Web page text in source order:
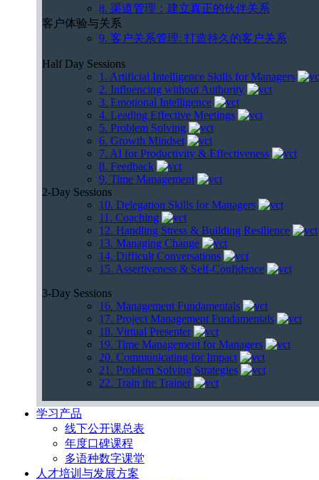
8. 渠道管理：建立真正的伙伴关系
客户体验与关系
9. 客户关系管理: 打造持久的客户关系
Half Day Sessions
1. Artificial Intelligence Skills for Managers
2. Influencing without Authority
3. Emotional Intelligence
4. Leading Effective Meetings
5. Problem Solving
6. Growth Mindset
7. AI for Productivity & Effectiveness
8. Feedback
9. Time Management
2-Day Sessions
10. Delegation Skills for Managers
11. Coaching
12. Handling Stress & Building Resilience
13. Managing Change
14. Difficult Conversations
15. Assertiveness & Self-Confidence
3-Day Sessions
16. Management Fundamentals
17. Project Management Fundamentals
18. Virtual Presenter
19. Time Management for Managers
20. Communicating for Impact
21. Problem Solving Strategies
22. Train the Trainer
学习产品
线下公开课总表
年度口碑课程
多语种数字课堂
人才培训与发展方案